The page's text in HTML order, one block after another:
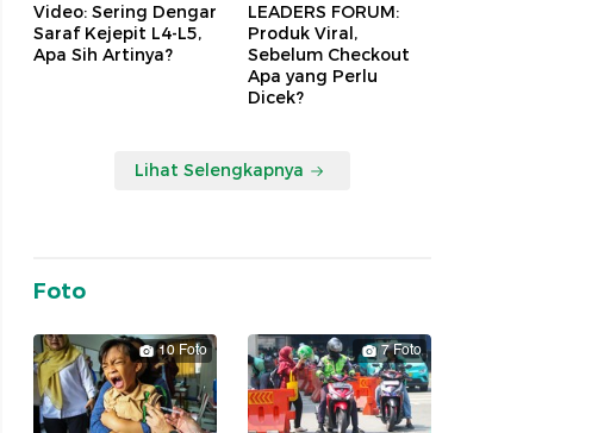
Video: Sering Dengar
Saraf Kejepit L4-L5,
Apa Sih Artinya?
LEADERS FORUM:
Produk Viral,
Sebelum Checkout
Apa yang Perlu
Dicek?
Lihat Selengkapnya
Foto
10 Foto 7 Foto